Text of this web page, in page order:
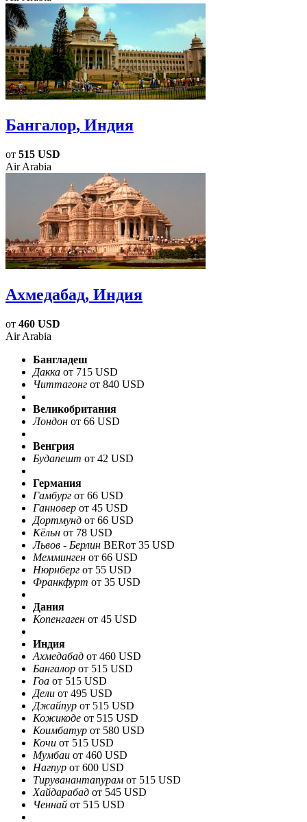
Бангалор, Индия
от 515 USD
Air Arabia
Ахмедабад, Индия
от 460 USD
Air Arabia
Бангладеш
Дакка от 715 USD
Читтагонг от 840 USD
Великобритания
Лондон от 66 USD
Венгрия
Будапешт от 42 USD
Германия
Гамбург от 66 USD
Ганновер от 45 USD
Дортмунд от 66 USD
Кёльн от 78 USD
Львов - Берлин BERот 35 USD
Мемминген от 66 USD
Нюрнберг от 55 USD
Франкфурт от 35 USD
Дания
Копенгаген от 45 USD
Индия
Ахмедабад от 460 USD
Бангалор от 515 USD
Гоа от 515 USD
Дели от 495 USD
Джайпур от 515 USD
Кожикоде от 515 USD
Коимбатур от 580 USD
Кочи от 515 USD
Мумбаи от 460 USD
Нагпур от 600 USD
Тируванантапурам от 515 USD
Хайдарабад от 545 USD
Ченнай от 515 USD